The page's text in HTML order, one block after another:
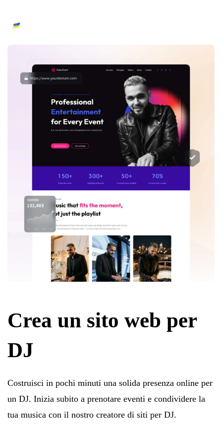
Crea un sito web per
DJ
Costruisci in pochi minuti una solida presenza online per
un DJ. Inizia subito a prenotare eventi e condividere la
tua musica con il nostro creatore di siti per DJ.